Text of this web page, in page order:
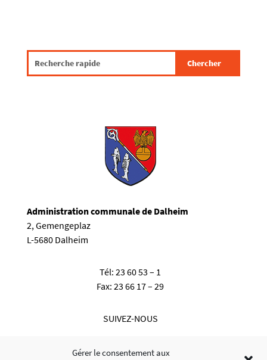
Gérer le consentement aux
Administration communale de Dalheim
2, Gemengeplaz
L-5680 Dalheim
Tél:23 60 53 – 1
Fax:23 66 17 – 29
SUIVEZ-NOUS